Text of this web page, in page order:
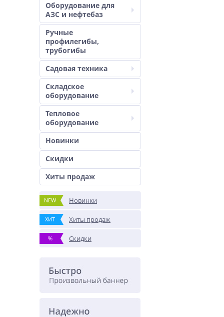
Оборудование для
АЗС и нефтебаз
Ручные
профилегибы,
трубогибы
Садовая техника
Складское
оборудование
Тепловое
оборудование
Новинки
Скидки
Хиты продаж
NEW Новинки
ХИТ Хиты продаж
% Скидки